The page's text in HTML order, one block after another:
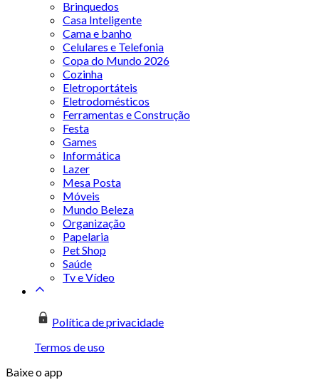
Brinquedos
Casa Inteligente
Cama e banho
Celulares e Telefonia
Copa do Mundo 2026
Cozinha
Eletroportáteis
Eletrodomésticos
Ferramentas e Construção
Festa
Games
Informática
Lazer
Mesa Posta
Móveis
Mundo Beleza
Organização
Papelaria
Pet Shop
Saúde
Tv e Vídeo
Política de privacidade
Termos de uso
Baixe o app